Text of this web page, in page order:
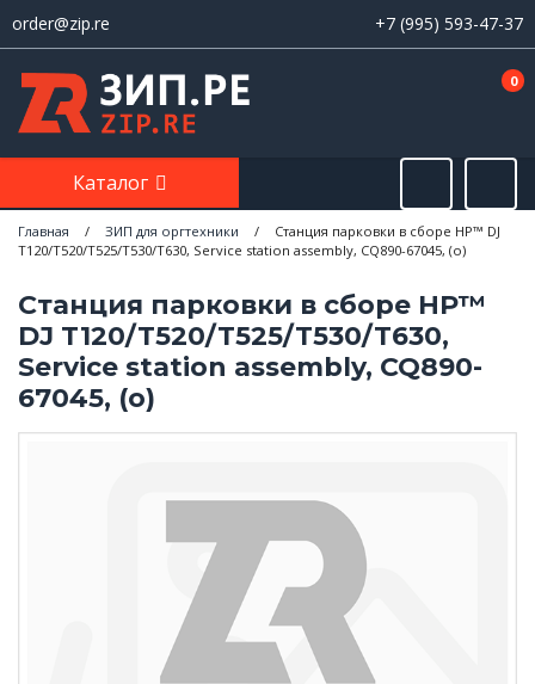
order@zip.re +7 (995) 593-47-37
0
Каталог
Главная / ЗИП для оргтехники /
Станция парковки в сборе HP™ DJ
T120/T520/T525/T530/T630, Service station assembly, CQ890-67045, (о)
Станция парковки в сборе HP™
DJ T120/T520/T525/T530/T630,
Service station assembly, CQ890-
67045, (о)